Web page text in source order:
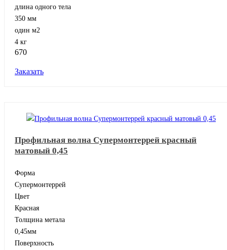
длина одного тела
350 мм
один м2
4 кг
670
Заказать
Профильная волна Супермонтеррей красный
матовый 0,45
Форма
Супермонтеррей
Цвет
Красная
Толщина метала
0,45мм
Поверхность